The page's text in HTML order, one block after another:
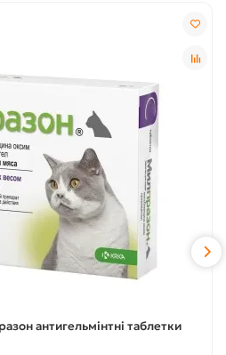
антигельмінтні таблетки